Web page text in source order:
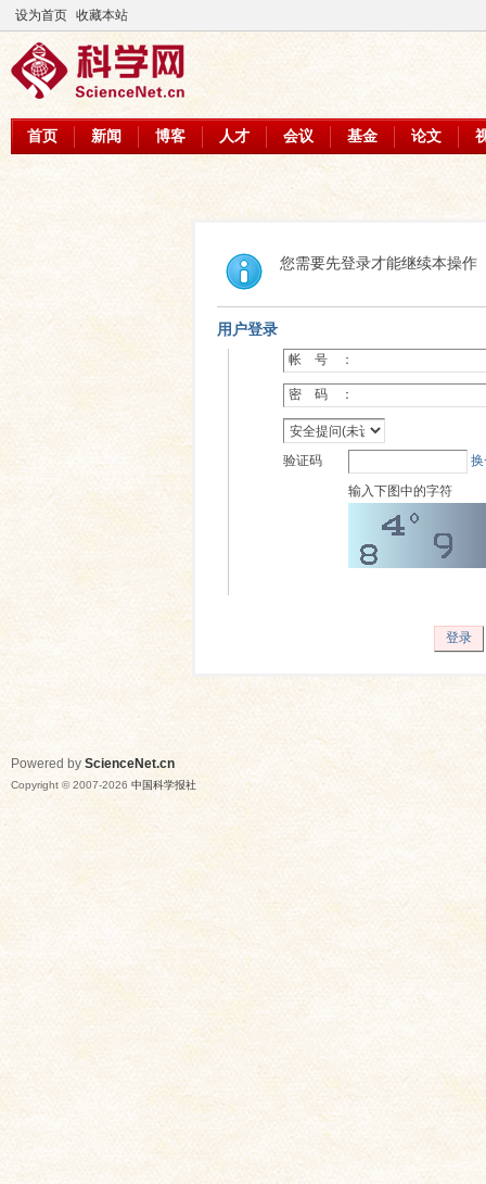
设为首页 收藏本站
首页 新闻 博客 人才 会议 基金 论文
您需要先登录才能继续本操作
用户登录
帐 号 ：
密 码 ：
验证码
输入下图中的字符
登录
Powered by ScienceNet.cn
Copyright © 2007-2026 中国科学报社